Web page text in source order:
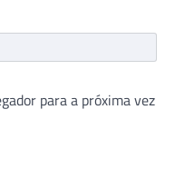
para a próxima vez